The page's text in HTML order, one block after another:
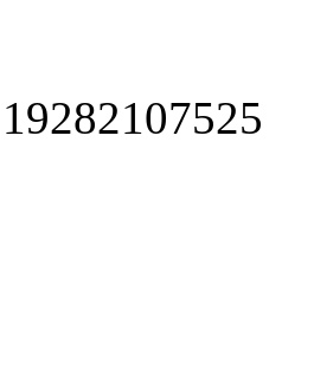
19282107525